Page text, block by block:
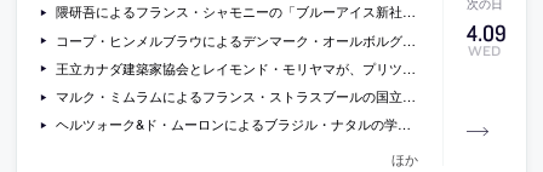
4.09
WED
隈研吾によるフランス・シャモニーの「ブルーアイス新社屋」の画像
コープ・ヒンメルブラウによるデンマーク・オールボルグの舞台美術センター「House of Music」の写真
王立カナダ建築家協会とレイモンド・モリヤマが、プリツカー賞に匹敵するアワードを立ち上げるそうです
マルク・ミムラムによるフランス・ストラスブールの国立建築大学の新施設の写真
ヘルツォーク&ド・ムーロンによるブラジル・ナタルの学校の体育施設の写真
ほか